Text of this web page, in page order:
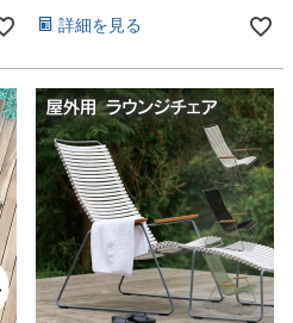
ド ビーチベッド コントラクト
業務用
詳細を見る